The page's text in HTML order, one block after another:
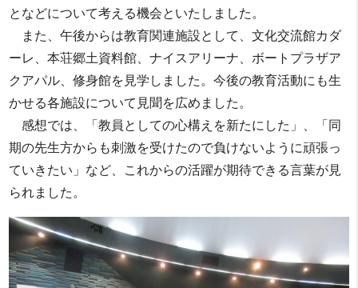
となどについて考える機会といたしました。
また、午後からは教育関連施設として、文化交流館カダ
ーレ、本荘郷土資料館、ナイスアリーナ、ボートプラザア
クアパル、修身館を見学しました。今後の教育活動にも生
かせる各施設について見聞を広めました。
感想では、「教員としての心構えを新たにした」、「同
期の先生方からも刺激を受けたので負けないように頑張っ
ていきたい」など、これからの活躍が期待できる言葉が見
られました。